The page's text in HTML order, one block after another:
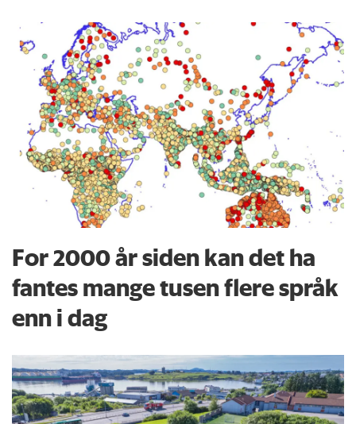
For 2000 år siden kan det ha
fantes mange tusen flere språk
enn i dag